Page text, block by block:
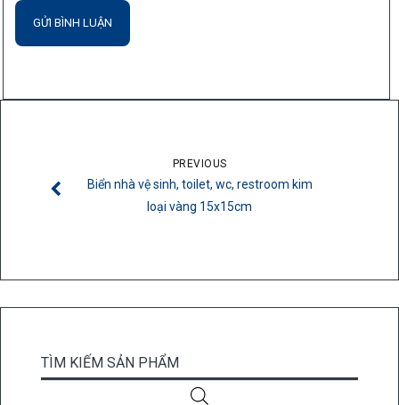
PREVIOUS
Biển nhà vệ sinh, toilet, wc, restroom kim
loại vàng 15x15cm
TÌM KIẾM SẢN PHẨM